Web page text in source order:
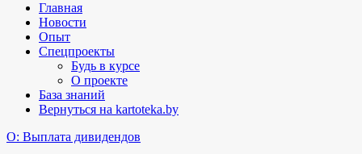
Главная
Новости
Опыт
Спецпроекты
Будь в курсе
О проекте
База знаний
Вернуться на kartoteka.by
O: Выплата дивидендов